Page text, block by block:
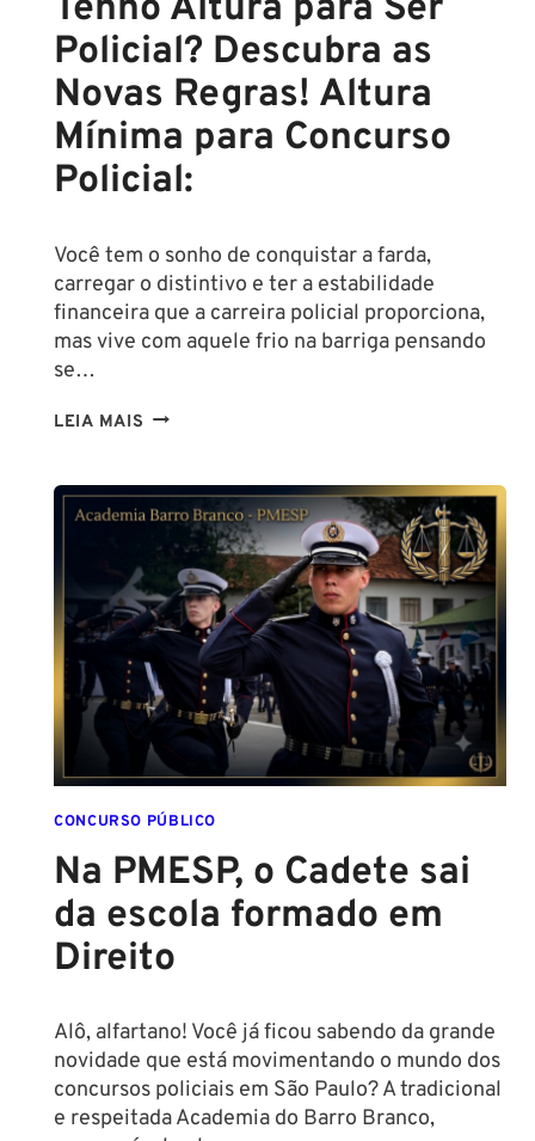
Tenho Altura para Ser
Policial? Descubra as
Novas Regras! Altura
Mínima para Concurso
Policial:
Você tem o sonho de conquistar a farda,
carregar o distintivo e ter a estabilidade
financeira que a carreira policial proporciona,
mas vive com aquele frio na barriga pensando
se…
LEIA MAIS TENHO
SER
POLICIAL?
DESCUBRA
AS
NOVAS
REGRAS!
ALTURA
MÍNIMA
PARA
CONCURSO
POLICIAL:
CONCURSO PÚBLICO
Na PMESP, o Cadete sai
da escola formado em
Direito
Alô, alfartano! Você já ficou sabendo da grande
novidade que está movimentando o mundo dos
concursos policiais em São Paulo? A tradicional
e respeitada Academia do Barro Branco,